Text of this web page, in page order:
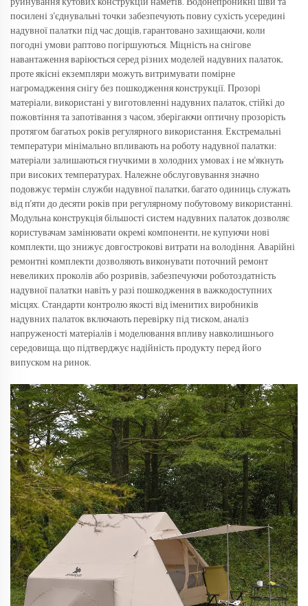
руйнування кутових конструкцій наметів. Водонепроникні шви та
посилені з’єднувальні точки забезпечують повну сухість усередині
надувної палатки під час дощів, гарантовано захищаючи, коли
погодні умови раптово погіршуються. Міцність на снігове
навантаження варіюється серед різних моделей надувних палаток,
проте якісні екземпляри можуть витримувати помірне
нагромадження снігу без пошкодження конструкції. Прозорі
матеріали, використані у виготовленні надувних палаток, стійкі до
пожовтіння та запотівання з часом, зберігаючи оптичну прозорість
протягом багатьох років регулярного використання. Екстремальні
температури мінімально впливають на роботу надувної палатки:
матеріали залишаються гнучкими в холодних умовах і не м'якнуть
при високих температурах. Належне обслуговування значно
подовжує термін служби надувної палатки, багато одиниць служать
від п’яти до десяти років при регулярному побутовому використанні.
Модульна конструкція більшості систем надувних палаток дозволяє
користувачам замінювати окремі компоненти, не купуючи нові
комплекти, що знижує довгострокові витрати на володіння. Аварійні
ремонтні комплекти дозволяють виконувати поточний ремонт
невеликих проколів або розривів, забезпечуючи роботоздатність
надувної палатки навіть у разі пошкодження в важкодоступних
місцях. Стандарти контролю якості від іменитих виробників
надувних палаток включають перевірку під тиском, аналіз
напруженості матеріалів і моделювання впливу навколишнього
середовища, що підтверджує надійність продукту перед його
випуском на ринок.